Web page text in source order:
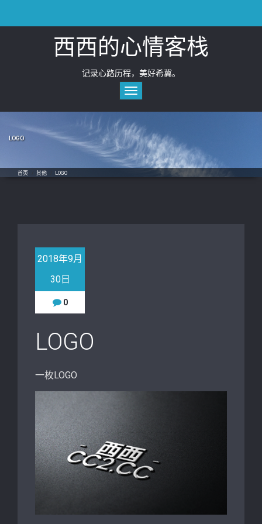
content
西西的心情客栈
记录心路历程，美好希冀。
Toggle
navigation
LOGO
首页 其他 LOGO
2018年9月
30日
0
LOGO
一枚LOGO